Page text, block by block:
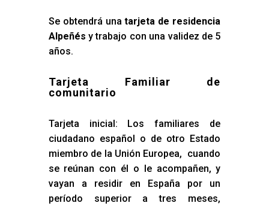
Se obtendrá unatarjeta de residencia
Alpeñés y trabajo con una validez de 5
años.
Tarjeta Familiar de
comunitario
Tarjeta inicial: Los familiares de
ciudadano español o de otro Estado
miembro de la Unión Europea, cuando
se reúnan con él o le acompañen, y
vayan a residir en España por un
período superior a tres meses,